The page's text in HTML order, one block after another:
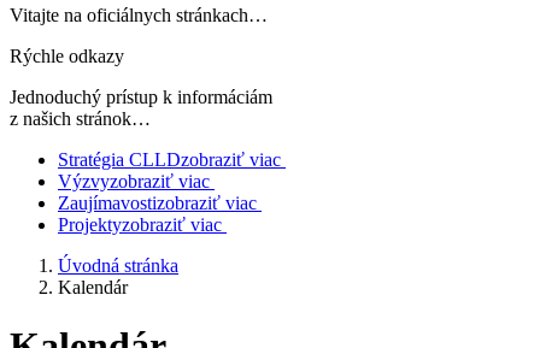
Vitajte na oficiálnych stránkach…
Rýchle odkazy
Jednoduchý prístup k informáciám
z našich stránok…
Stratégia CLLDzobraziť viac
Výzvyzobraziť viac
Zaujímavostizobraziť viac
Projektyzobraziť viac
Úvodná stránka
Kalendár